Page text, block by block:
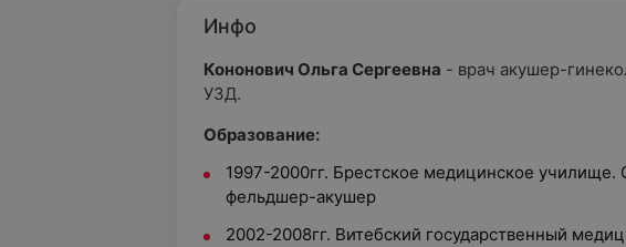
Инфо
Кононович Ольга Сергеевна - врач акушер-
УЗД.
Образование:
1997-2000гг. Брестское медицинское училище.
фельдшер-акушер
2002-2008гг. Витебский государственный